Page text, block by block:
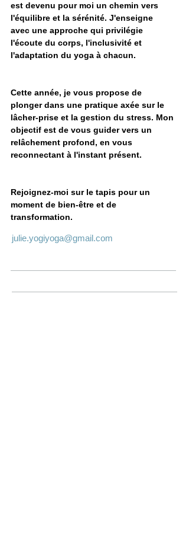
est devenu pour moi un chemin vers
l'équilibre et la sérénité. J'enseigne
avec une approche qui privilégie
l'écoute du corps, l'inclusivité et
l'adaptation du yoga à chacun.
Cette année, je vous propose de
plonger dans une pratique axée sur le
lâcher-prise et la gestion du stress. Mon
objectif est de vous guider vers un
relâchement profond, en vous
reconnectant à l'instant présent.
Rejoignez-moi sur le tapis pour un
moment de bien-être et de
transformation.
julie.yogiyoga@gmail.com